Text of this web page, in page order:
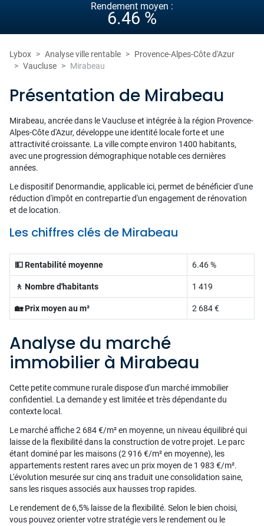
Rendement moyen :
6.46 %
Lybox Analyse ville rentable
Provence-Alpes-Côte d'Azur
Vaucluse
Mirabeau
Présentation de Mirabeau
Mirabeau, ancrée dans le Vaucluse et intégrée à la région Provence-
Alpes-Côte d'Azur, développe une identité locale forte et une
attractivité croissante. La ville compte environ 1400 habitants,
avec une progression démographique notable ces dernières
années.
Le dispositif Denormandie, applicable ici, permet de bénéficier d'une
réduction d'impôt en contrepartie d'un engagement de rénovation
et de location.
Les chiffres clés de Mirabeau
💵 Rentabilité moyenne 6.46 %
🚶 Nombre d'habitants 1 419
🏡 Prix moyen au m² 2 684 €
Analyse du marché
immobilier à Mirabeau
Cette petite commune rurale dispose d'un marché immobilier
confidentiel. La demande y est limitée et très dépendante du
contexte local.
Le marché affiche 2 684 €/m² en moyenne, un niveau équilibré qui
laisse de la flexibilité dans la construction de votre projet. Le parc
étant dominé par les maisons (2 916 €/m² en moyenne), les
appartements restent rares avec un prix moyen de 1 983 €/m².
L'évolution mesurée sur cinq ans traduit une consolidation saine,
sans les risques associés aux hausses trop rapides.
Le rendement de 6,5% laisse de la flexibilité. Selon le bien choisi,
vous pouvez orienter votre stratégie vers le rendement ou le